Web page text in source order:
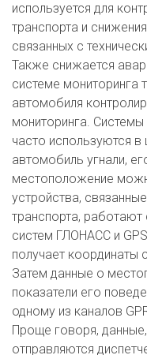
используется для
транспорта и
связанных с
Также снижается
системе мониторинга
автомобиля
мониторинга.
часто используются
автомобиль угнали,
местоположение
устройства,
транспорта,
систем ГЛОНАСС и
получает координаты
Затем данные о
показатели его
одному из каналов
Проще говоря,
отправляются